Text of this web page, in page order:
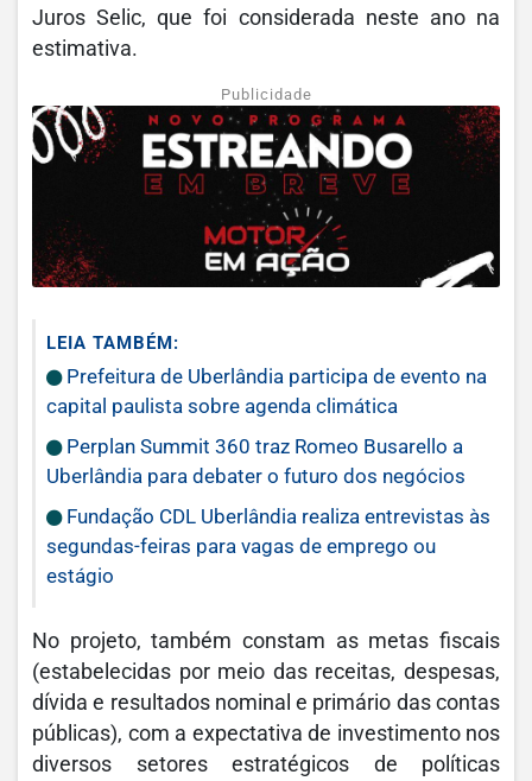
Juros Selic, que foi considerada neste ano na
estimativa.
Publicidade
LEIA TAMBÉM:
Prefeitura de Uberlândia participa de evento na
capital paulista sobre agenda climática
Perplan Summit 360 traz Romeo Busarello a
Uberlândia para debater o futuro dos negócios
Fundação CDL Uberlândia realiza entrevistas às
segundas-feiras para vagas de emprego ou
estágio
No projeto, também constam as metas fiscais
(estabelecidas por meio das receitas, despesas,
dívida e resultados nominal e primário das contas
públicas), com a expectativa de investimento nos
diversos setores estratégicos de políticas